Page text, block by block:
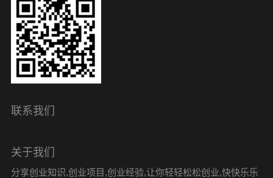
联系我们
关于我们
分享创业知识,创业项目,创业经验,让你轻轻松松创业,快快乐乐